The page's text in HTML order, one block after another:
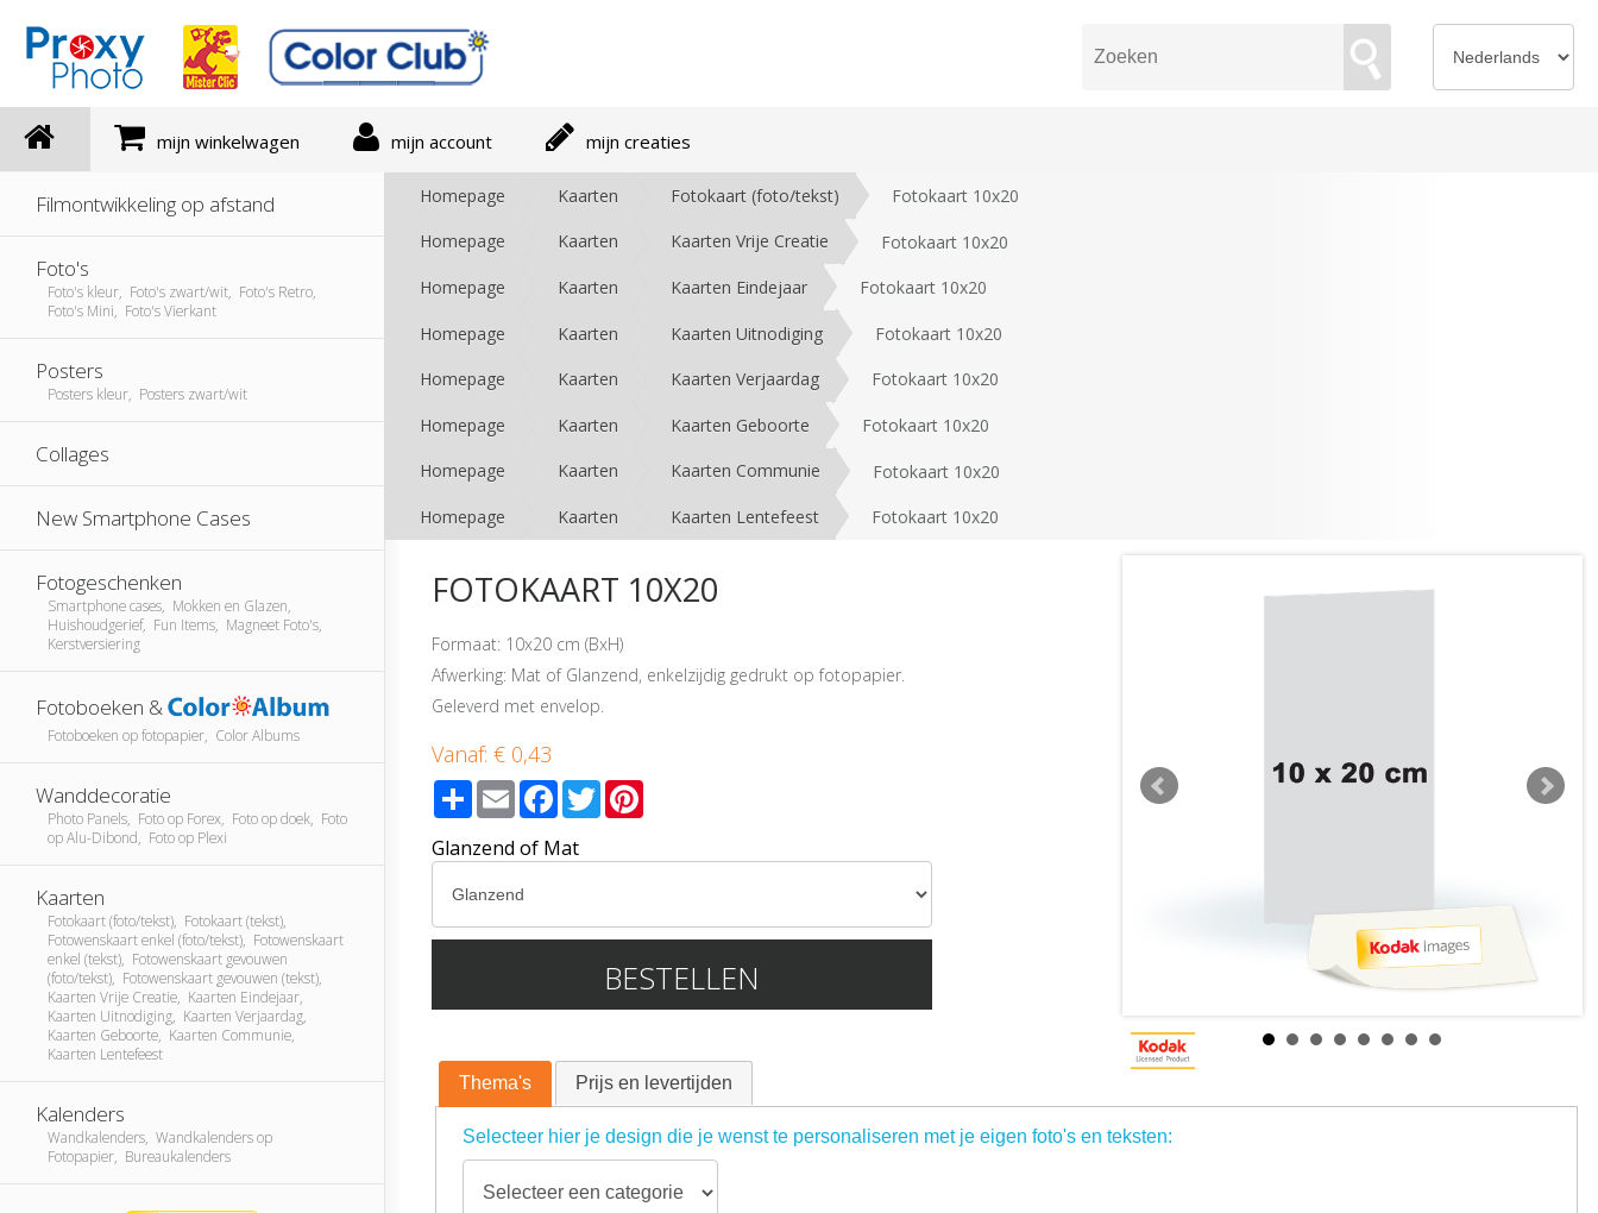
mijn winkelwagen mijn account mijn creaties
Filmontwikkeling op afstand
Foto's
Foto's kleur, Foto's zwart/wit, Foto's Retro,
Foto's Mini, Foto's Vierkant
Posters
Posters kleur, Posters zwart/wit
Collages
New Smartphone Cases
Fotogeschenken
Smartphone cases, Mokken en Glazen,
Huishoudgerief, Fun Items, Magneet Foto's,
Kerstversiering
Fotoboeken &
Fotoboeken op fotopapier, Color Albums
Wanddecoratie
Photo Panels, Foto op Forex, Foto op doek, Foto
op Alu-Dibond, Foto op Plexi
Kaarten
Fotokaart (foto/tekst), Fotokaart (tekst),
Fotowenskaart enkel (foto/tekst), Fotowenskaart
enkel (tekst), Fotowenskaart gevouwen
(foto/tekst), Fotowenskaart gevouwen (tekst),
Kaarten Vrije Creatie, Kaarten Eindejaar,
Kaarten Uitnodiging, Kaarten Verjaardag,
Kaarten Geboorte, Kaarten Communie,
Kaarten Lentefeest
Kalenders
Wandkalenders, Wandkalenders op
Fotopapier, Bureaukalenders
Homepage Kaarten Fotokaart (foto/tekst) Fotokaart 10x20
Homepage Kaarten Kaarten Vrije Creatie Fotokaart 10x20
Homepage Kaarten Kaarten Eindejaar Fotokaart 10x20
Homepage Kaarten Kaarten Uitnodiging Fotokaart 10x20
Homepage Kaarten Kaarten Verjaardag Fotokaart 10x20
Homepage Kaarten Kaarten Geboorte Fotokaart 10x20
Homepage Kaarten Kaarten Communie Fotokaart 10x20
Homepage Kaarten Kaarten Lentefeest Fotokaart 10x20
FOTOKAART 10X20
Formaat: 10x20 cm (BxH)
Afwerking: Mat of Glanzend, enkelzijdig gedrukt op fotopapier.
Geleverd met envelop.
Vanaf: € 0,43
ShareEmailFacebook
TwitterPinterest
Glanzend of Mat
BESTELLEN
Thema's Prijs en levertijden
Selecteer hier je design die je wenst te personaliseren met je eigen foto's en teksten: